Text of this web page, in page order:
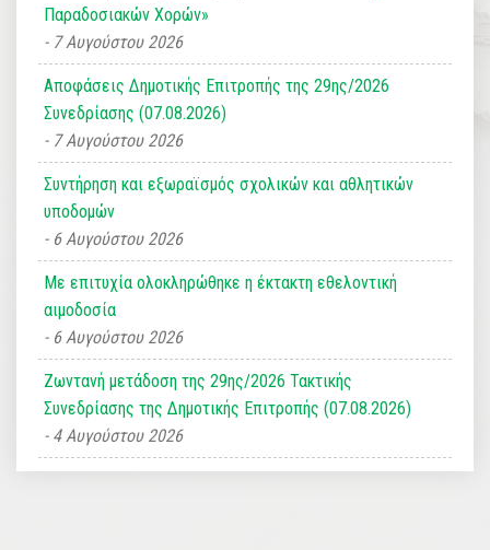
Παραδοσιακών Χορών»
7 Αυγούστου 2026
Αποφάσεις Δημοτικής Επιτροπής της 29ης/2026
Συνεδρίασης (07.08.2026)
7 Αυγούστου 2026
Συντήρηση και εξωραϊσμός σχολικών και αθλητικών
υποδομών
6 Αυγούστου 2026
Με επιτυχία ολοκληρώθηκε η έκτακτη εθελοντική
αιμοδοσία
6 Αυγούστου 2026
Ζωντανή μετάδοση της 29ης/2026 Τακτικής
Συνεδρίασης της Δημοτικής Επιτροπής (07.08.2026)
4 Αυγούστου 2026